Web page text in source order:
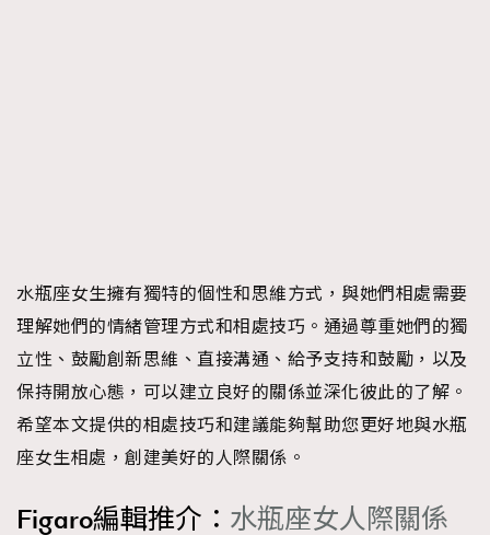
水瓶座女生擁有獨特的個性和思維方式，與她們相處需要
理解她們的情緒管理方式和相處技巧。通過尊重她們的獨
立性、鼓勵創新思維、直接溝通、給予支持和鼓勵，以及
保持開放心態，可以建立良好的關係並深化彼此的了解。
希望本文提供的相處技巧和建議能夠幫助您更好地與水瓶
座女生相處，創建美好的人際關係。
Figaro編輯推介： 水瓶座女人際關係